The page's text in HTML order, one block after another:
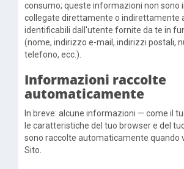
consumo; queste informazioni non sono
collegate direttamente o indirettamente
identificabili dall'utente fornite da te in
(nome, indirizzo e-mail, indirizzi postali,
telefono, ecc.).
Informazioni raccolte
automaticamente
In breve: alcune informazioni — come il
le caratteristiche del tuo browser e del
sono raccolte automaticamente quando
Sito.